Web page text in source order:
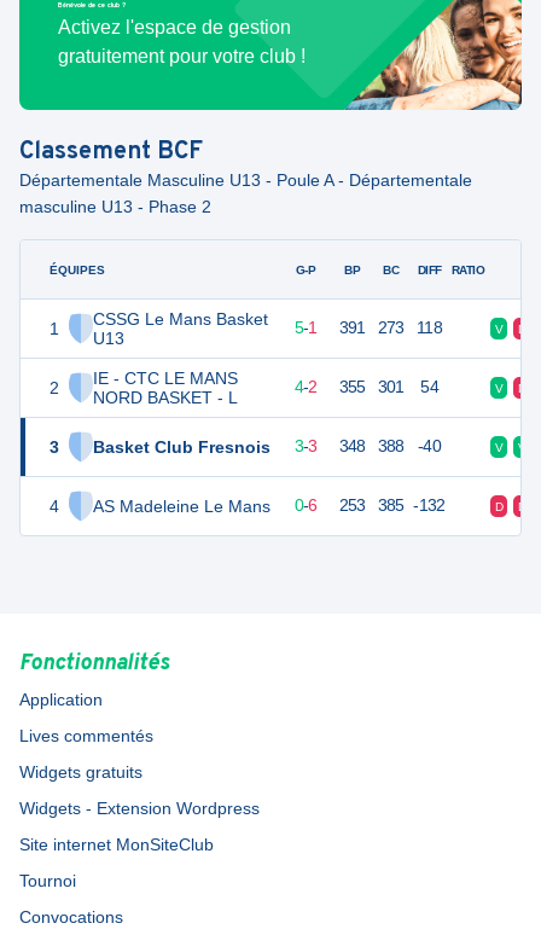
Bénévole de ce club ?
Activez l'espace de gestion
gratuitement pour votre club !
Classement BCF
Départementale Masculine U13 - Poule A - Départementale
masculine U13 - Phase 2
ÉQUIPES
1
CSSG Le Mans Basket
U13
2
IE - CTC LE MANS
NORD BASKET - L
3 Basket Club Fresnois
4 AS Madeleine Le Mans
G-P BP BC DIFF RATIO
11 6 5-1 391 273 118 V D
10 4-2 355 301 54 V D
9 6 3-3 348 388 -40 V V
6 6 0-6 253 385 -132 D D
Fonctionnalités
Application
Lives commentés
Widgets gratuits
Widgets - Extension Wordpress
Site internet MonSiteClub
Tournoi
Convocations